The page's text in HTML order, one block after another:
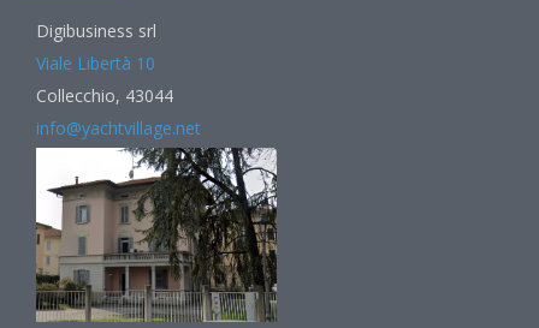
Digibusiness srl
Viale Libertà 10
Collecchio, 43044
info@yachtvillage.net